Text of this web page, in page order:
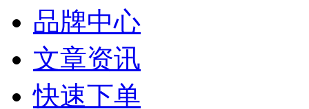
品牌中心
文章资讯
快速下单